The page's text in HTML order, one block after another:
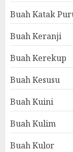
Buah Katak
Buah Keranji
Buah Kerekup
Buah Kesusu
Buah Kuini
Buah Kulim
Buah Kulor